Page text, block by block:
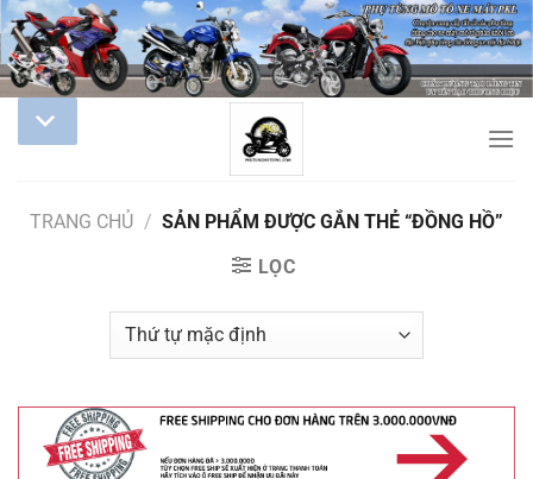
TRANG CHỦ / SẢN PHẨM ĐƯỢC GẮN THẺ “ĐỒNG HỒ”
LỌC